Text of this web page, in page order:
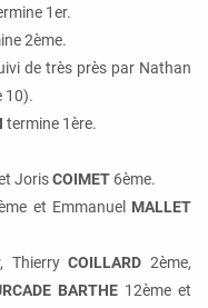
1er.
2ème.
de très près par Nathan
10).
termine 1ère.
JorisCOIMET 6ème.
et Emmanuel MALLET
ThierryCOILLARD 2ème,
BARTHE 12ème et